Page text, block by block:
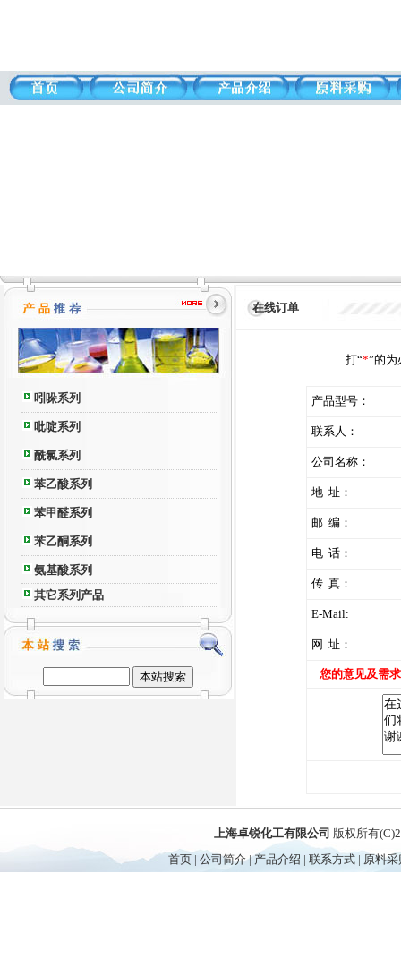
吲哚系列
吡啶系列
酰氯系列
苯乙酸系列
苯甲醛系列
苯乙酮系列
氨基酸系列
其它系列产品
在线订单
打“*”的
产品型号：
联系人：
公司名称：
地 址：
邮 编：
电 话：
传 真：
E-Mail:
网 址：
您的意见及需
上海卓锐化工有限公司 版权所有
首页 |公司简介|产品介绍 |联系方式 | 原料采